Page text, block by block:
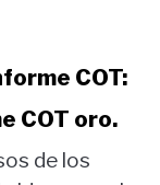
COT:
COT oro.
de los